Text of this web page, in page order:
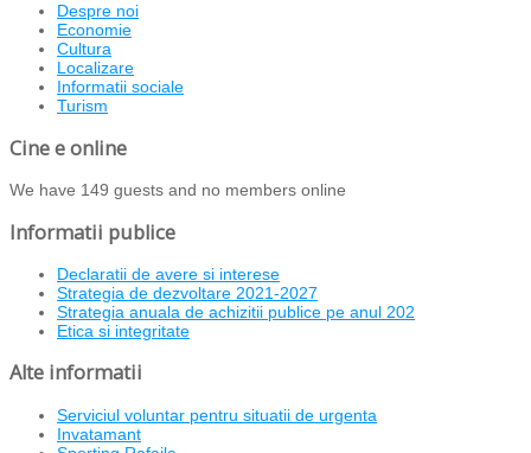
Despre noi
Economie
Cultura
Localizare
Informatii sociale
Turism
Cine e online
We have 149 guests and no members online
Informatii publice
Declaratii de avere si interese
Strategia de dezvoltare 2021-2027
Strategia anuala de achizitii publice pe anul 202
Etica si integritate
Alte informatii
Serviciul voluntar pentru situatii de urgenta
Invatamant